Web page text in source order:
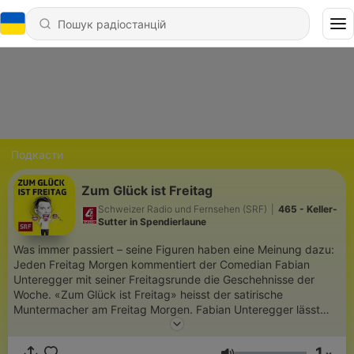
Подкасти
Zum Glück ist Freitag
Schweizer Radio und Fernsehen (SRF)
465 - Keller-
Sutter in Spendierlaune
Was immer passiert – seine Figuren haben eine Meinung dazu:
Jeden Freitag Morgen kommentiert der Comedian Fabian
Unteregger mit seiner Freitagsrunde die Geschehnisse der
Woche. «Zum Glück ist Freitag» heisst der satirische
Muntermacher am Freitag Morgen. Fabian Unteregger lässt
seine prominentesten Figuren darüber diskutieren, was in den